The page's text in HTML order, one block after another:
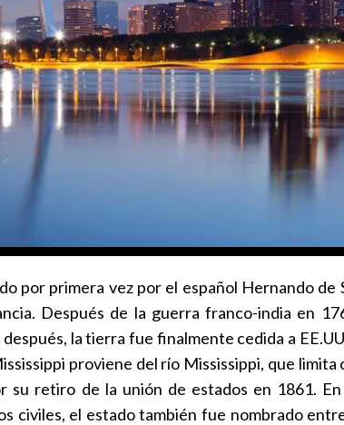
por primera vez por el español Hernando
Después de la guerra franco-india en
la tierra fue finalmente cedida a
proviene del río Mississippi, que
su retiro de la unión de estados en 1861.
civiles, el estado también fue nombrado